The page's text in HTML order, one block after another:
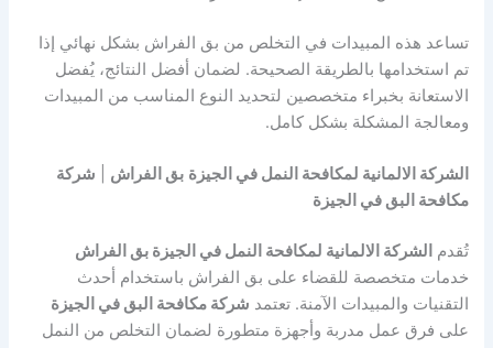
تساعد هذه المبيدات في التخلص من بق الفراش بشكل نهائي إذا
تم استخدامها بالطريقة الصحيحة. لضمان أفضل النتائج، يُفضل
الاستعانة بخبراء متخصصين لتحديد النوع المناسب من المبيدات
ومعالجة المشكلة بشكل كامل.
الشركة الالمانية لمكافحة النمل في الجيزة بق الفراش
شركة
مكافحة البق في الجيزة
تُقدم الشركة الالمانية لمكافحة النمل في الجيزة بق الفراش
خدمات متخصصة للقضاء على بق الفراش باستخدام أحدث
التقنيات والمبيدات الآمنة. تعتمد شركة مكافحة البق في الجيزة
على فرق عمل مدربة وأجهزة متطورة لضمان التخلص من النمل